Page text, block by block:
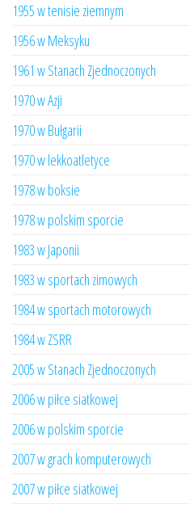
1955 w tenisie ziemnym
1956 w Meksyku
1961 w Stanach Zjednoczonych
1970 w Azji
1970 w Bułgarii
1970 w lekkoatletyce
1978 w boksie
1978 w polskim sporcie
1983 w Japonii
1983 w sportach zimowych
1984 w sportach motorowych
1984 w ZSRR
2005 w Stanach Zjednoczonych
2006 w piłce siatkowej
2006 w polskim sporcie
2007 w grach komputerowych
2007 w piłce siatkowej